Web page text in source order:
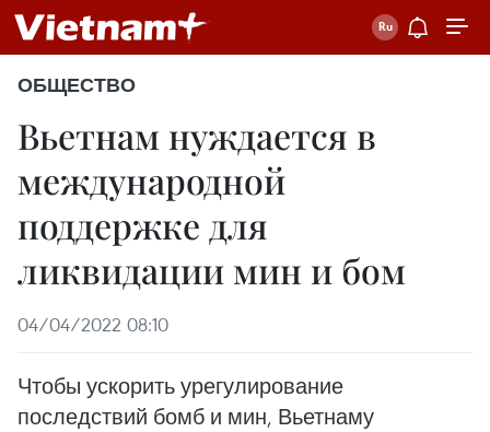
ОБЩЕСТВО
Вьетнам нуждается в
международной
поддержке для
ликвидации мин и бом
04/04/2022 08:10
Чтобы ускорить урегулирование
последствий бомб и мин, Вьетнаму